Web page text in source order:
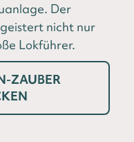
Der
nicht nur
Lokführer.
ZAUBER